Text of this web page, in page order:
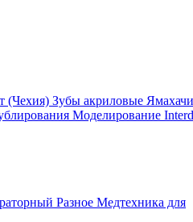
(Чехия) Зубы акриловые Ямахачи
Моделирование
Разное Медтехника для